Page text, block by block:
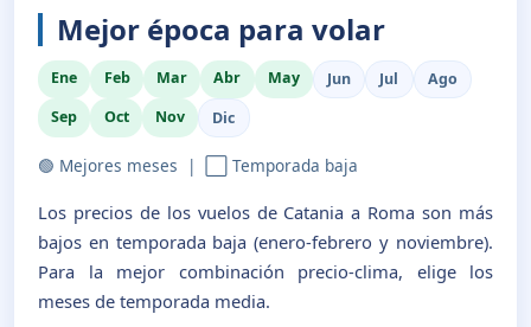
Mejor época para volar
Ene Feb Mar Abr May Jun Jul
Ago
Sep
Oct Nov Dic
🟢 Mejores meses | ⬜ Temporada baja
Los precios de los vuelos de Catania a Roma son más
bajos en temporada baja (enero-febrero y noviembre).
Para la mejor combinación precio-clima, elige los
meses de temporada media.